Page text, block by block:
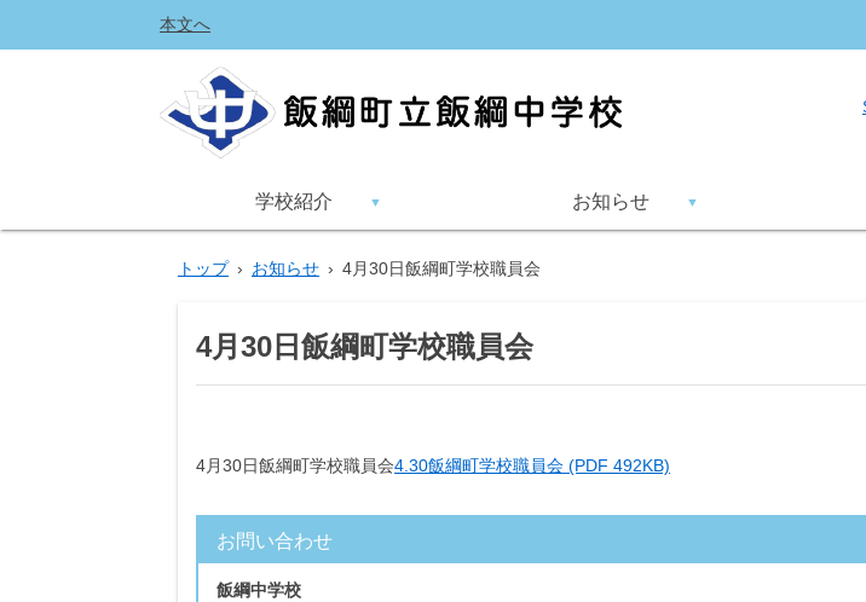
本文へ
学校紹介 お知らせ
トップ › お知らせ › 4月30日飯綱町学校職員会
4月30日飯綱町学校職員会
4月30日飯綱町学校職員会4.30飯綱町学校職員会 (PDF 492KB)
お問い合わせ
飯綱中学校